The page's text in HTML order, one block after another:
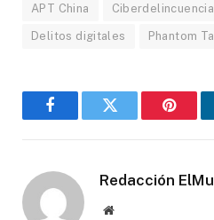
APT China Ciberdelincuencia
Delitos digitales Phantom
FacebookGorjeo
Redacción
Sitio